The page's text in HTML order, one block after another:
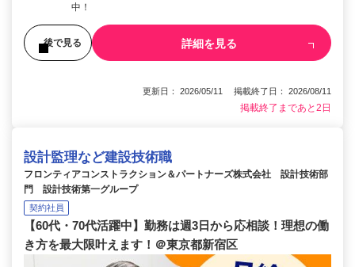
中！
後で見る 詳細を見る
更新日： 2026/05/11 掲載終了日： 2026/08/11
掲載終了まであと2日
設計監理など建設技術職
フロンティアコンストラクション＆パートナーズ株式会社 設計技術部
門 設計技術第一グループ
契約社員
【60代・70代活躍中】勤務は週3日から応相談！理想の働
き方を最大限叶えます！＠東京都新宿区